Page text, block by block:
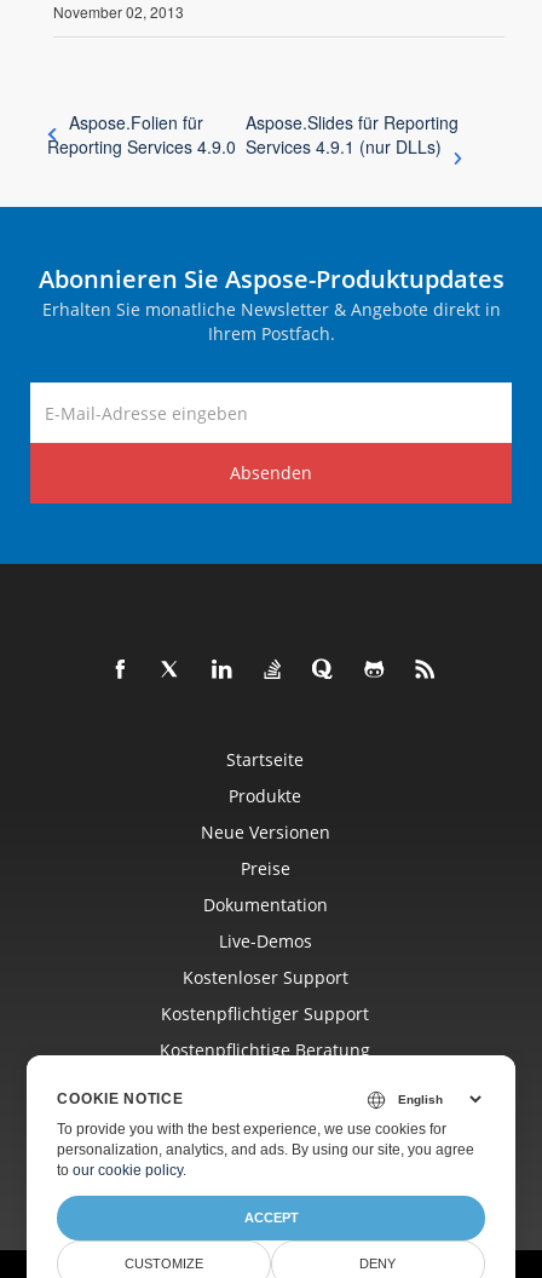
November 02, 2013
Aspose.Folien für
Reporting Services 4.9.0
Aspose.Slides für Reporting
Services 4.9.1 (nur DLLs)
Abonnieren Sie Aspose-Produktupdates
Erhalten Sie monatliche Newsletter & Angebote direkt in
Ihrem Postfach.
Absenden
Startseite
Produkte
Neue Versionen
Preise
Dokumentation
Live-Demos
Kostenloser Support
Kostenpflichtiger Support
Kostenpflichtige Beratung
Websites
Über Uns
COOKIE NOTICE
To provide you with the best experience, we use cookies for
personalization, analytics, and ads. By using our site, you agree
toour cookie policy.
ACCEPT
CUSTOMIZE DENY